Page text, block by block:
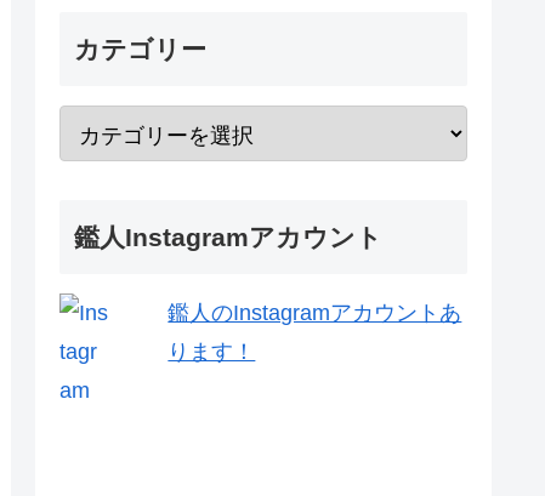
カテゴリー
鑑人Instagramアカウント
鑑人のInstagramアカウントあ
ります！